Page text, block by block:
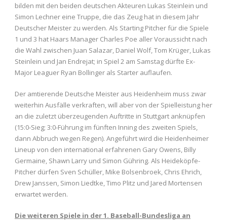
bilden mit den beiden deutschen Akteuren Lukas Steinlein und
Simon Lechner eine Truppe, die das Zeug hat in diesem Jahr
Deutscher Meister zu werden. Als Starting Pitcher für die Spiele
1 und 3 hat Haars Manager Charles Poe aller Voraussicht nach
die Wahl zwischen Juan Salazar, Daniel Wolf, Tom Krüger, Lukas
Steinlein und Jan Endrejat; in Spiel 2 am Samstag dürfte Ex-
Major Leaguer Ryan Bollinger als Starter auflaufen.
Der amtierende Deutsche Meister aus Heidenheim muss zwar
weiterhin Ausfälle verkraften, will aber von der Spielleistung her
an die zuletzt überzeugenden Auftritte in Stuttgart anknüpfen
(15:0-Sieg; 3:0-Führung im fünften Inning des zweiten Spiels,
dann Abbruch wegen Regen). Angeführt wird die Heidenheimer
Lineup von den international erfahrenen Gary Owens, Billy
Germaine, Shawn Larry und Simon Gühring. Als Heideköpfe-
Pitcher dürfen Sven Schüller, Mike Bolsenbroek, Chris Ehrich,
Drew Janssen, Simon Liedtke, Timo Plitz und Jared Mortensen
erwartet werden.
Die weiteren Spiele in der 1. Baseball-Bundesliga an